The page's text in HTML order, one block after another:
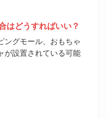
はどうすればいい？
ングモール、おもちゃ
が設置されている可能